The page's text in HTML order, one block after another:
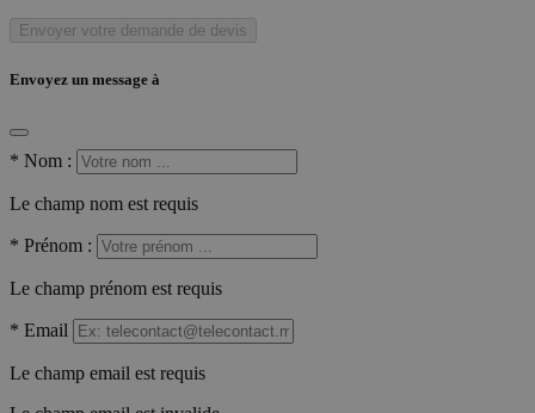
Envoyer votre demande de devis
Envoyez un message à
* Nom :
Le champ nom est requis
* Prénom :
Le champ prénom est requis
* Email
Le champ email est requis